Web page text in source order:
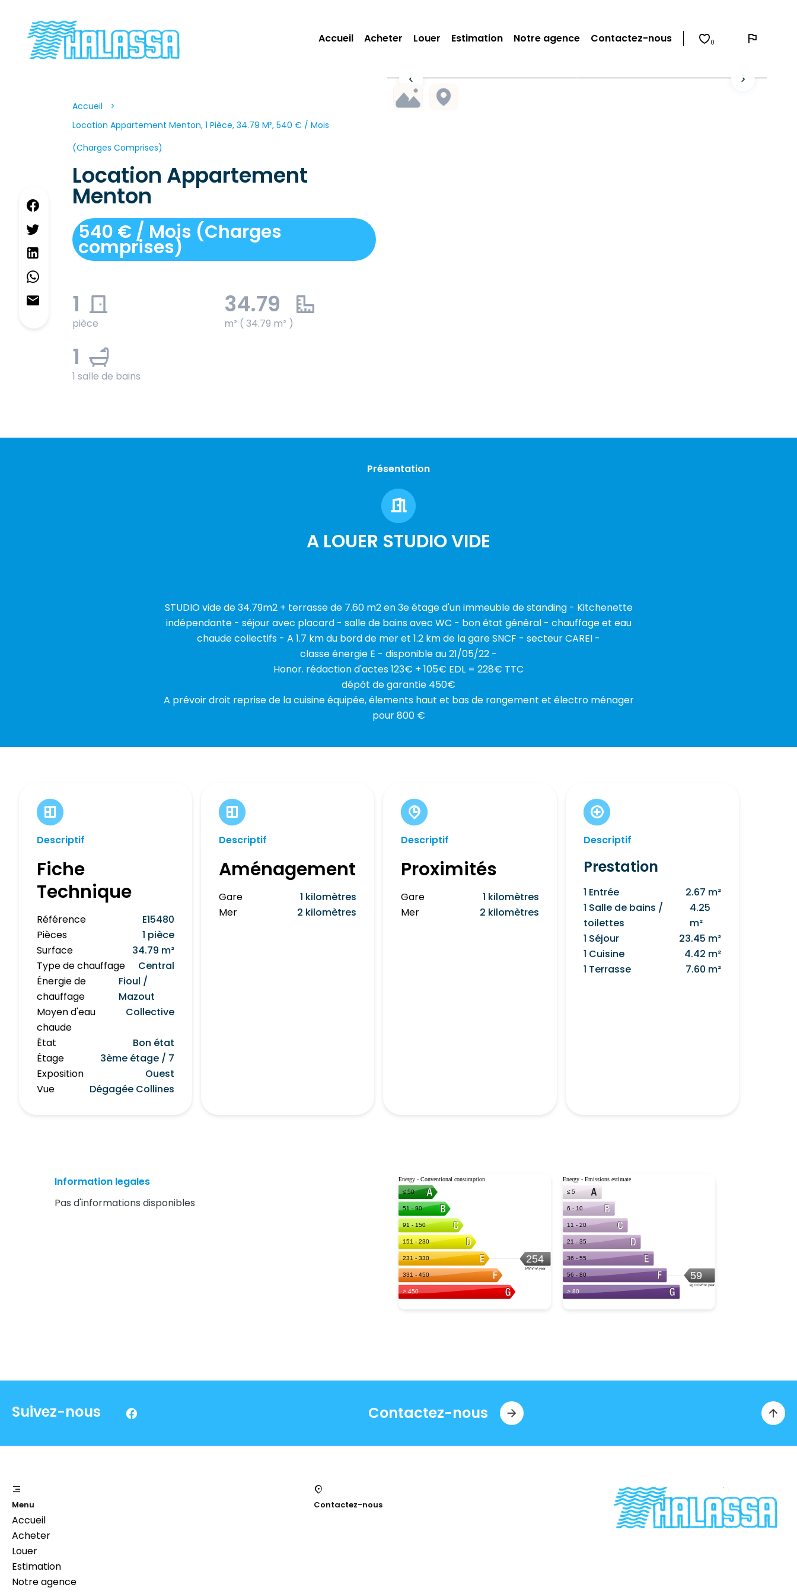
Accueil Acheter Louer Estimation Notre agence Contactez-nous 0
Accueil
Location Appartement Menton, 1 Pièce, 34.79 M², 540 € / Mois
(Charges Comprises)
Location Appartement
Menton
540 € / Mois (Charges
comprises)
1
pièce
34.79
m² ( 34.79 m² )
1
1 salle de bains
Présentation
A LOUER STUDIO VIDE
STUDIO vide de 34.79m2 + terrasse de 7.60 m2 en 3e étage d'un immeuble de standing - Kitchenette
indépendante - séjour avec placard - salle de bains avec WC - bon état général - chauffage et eau
chaude collectifs - A 1.7 km du bord de mer et 1.2 km de la gare SNCF - secteur CAREI -
classe énergie E - disponible au 21/05/22 -
Honor. rédaction d'actes 123€ + 105€ EDL = 228€ TTC
dépôt de garantie 450€
A prévoir droit reprise de la cuisine équipée, élements haut et bas de rangement et électro ménager
pour 800 €
Descriptif
Fiche
Technique
Référence
E15480
Pièces
1 pièce
Surface
34.79 m²
Type de chauffage
Central
Énergie de
chauffage
Fioul /
Mazout
Moyen d'eau
chaude
Collective
État
Bon état
Étage
3ème étage / 7
Exposition
Ouest
Vue
Dégagée Collines
Descriptif
Aménagement
Gare
1 kilomètres
Mer
2 kilomètres
Descriptif
Proximités
Gare
1 kilomètres
Mer
2 kilomètres
Descriptif
Prestation
1 Entrée
2.67 m²
1 Salle de bains /
toilettes
4.25
m²
1 Séjour
23.45 m²
1 Cuisine
4.42 m²
1 Terrasse
7.60 m²
Information legales
Pas d'informations disponibles
Suivez-nous Contactez-nous
Menu
Accueil
Acheter
Louer
Estimation
Notre agence
Contactez-nous